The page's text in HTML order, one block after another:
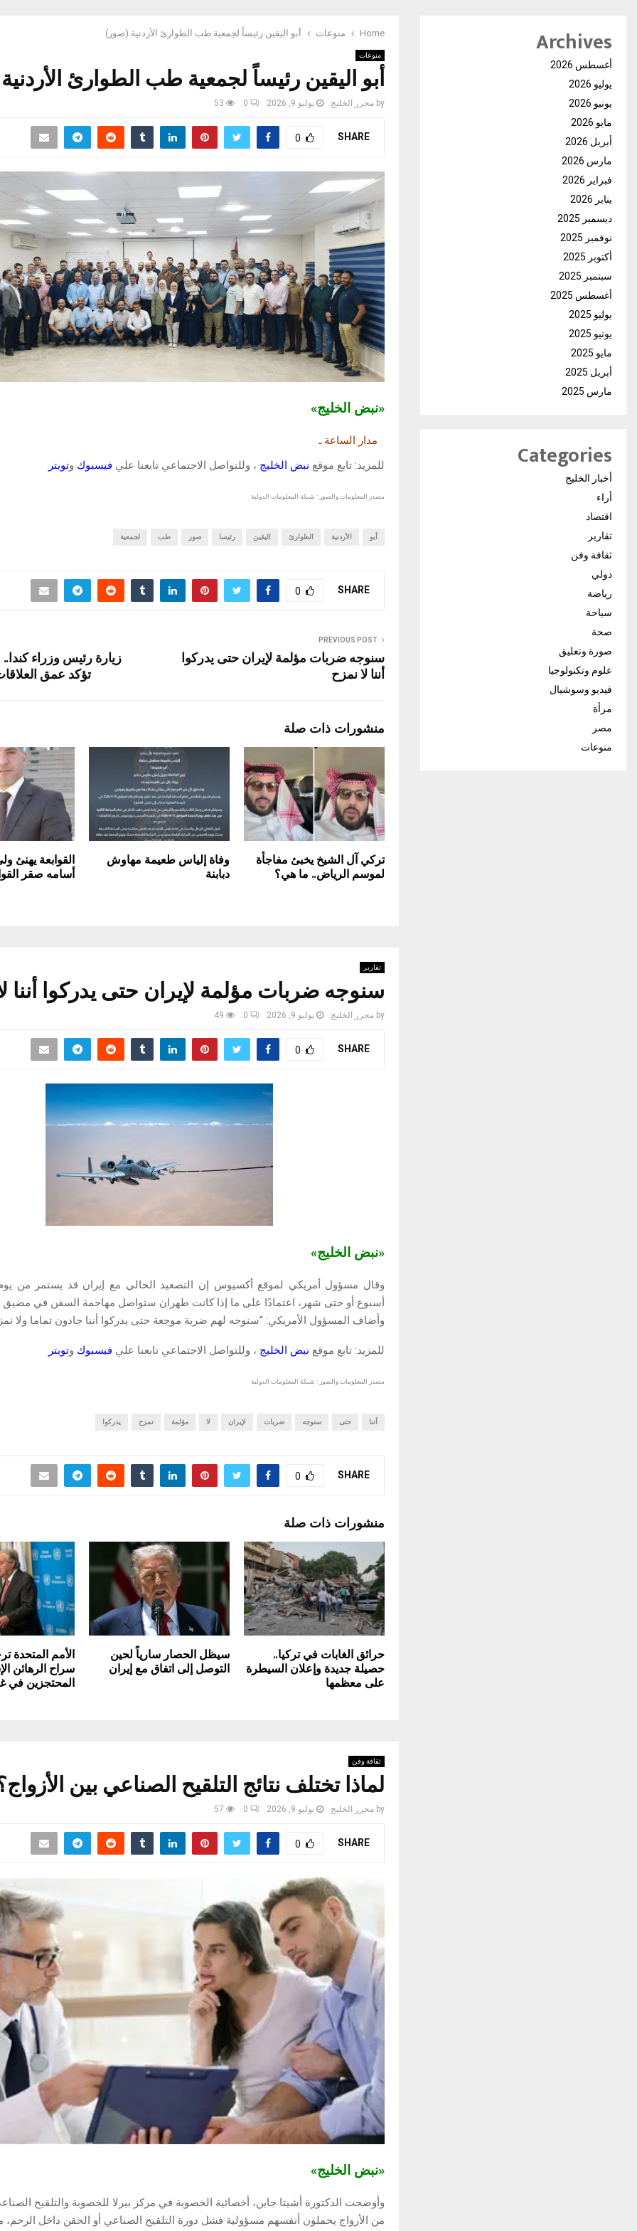
Home منوعات أبو اليقين رئيساً لجمعية طب الطوارئ الأردنية (صور)
منوعات
أبو اليقين رئيساً لجمعية طب الطوارئ
by محرر الخليج يوليو 9, 2026 0
53
SHARE
0
«نبض الخليج»
مدار الساعةـ
للمزيد: تابع موقع نبض الخليج ، وللتواصل الاجتماعي تابعنا علي فيسبوك وتويتر
مصدر المعلومات والصور : شبكة المعلومات الدولية
أبو الأردنية الطوارئ اليقين رئيسا صور طب لجمعية
SHARE
0
PREVIOUS POST
سنوجه ضربات مؤلمة لإيران حتى يدركوا
أننا لا نمزح
زيارة رئيس وزراء
تؤكد عمق
منشورات ذات صلة
تركي آل الشيخ يخبئ مفاجأة
لموسم الرياض.. ما هي؟
وفاة إلياس طعيمة مهاوش
دبابنة
القوابعة يهنئ
أسامه صقر
تقارير
سنوجه ضربات مؤلمة لإيران حتى يدركوا أننا
by محرر الخليج يوليو 9, 2026 0
49
SHARE
0
«نبض الخليج»
وقال مسؤول أمريكي لموقع أكسيوس إن التصعيد الحالي مع إيران قد يستمر من
أسبوع أو حتى شهر، اعتمادًا على ما إذا كانت طهران ستواصل مهاجمة السفن في مضيق
وأضاف المسؤول الأمريكي: “سنوجه لهم ضربة موجعة حتى يدركوا أننا جادون تماما ولا
للمزيد: تابع موقع نبض الخليج ، وللتواصل الاجتماعي تابعنا علي فيسبوك وتويتر
مصدر المعلومات والصور : شبكة المعلومات الدولية
أننا حتى سنوجه ضربات لإيران لا مؤلمة نمزح يدركوا
SHARE
0
منشورات ذات صلة
حرائق الغابات في تركيا..
حصيلة جديدة وإعلان السيطرة
على معظمها
سيظل الحصار سارياً لحين
التوصل إلى اتفاق مع إيران
الأمم المتحدة
سراح الرهائن
المحتجزين في
ثقافة وفن
لماذا تختلف نتائج التلقيح الصناعي بين
by محرر الخليج يوليو 9, 2026 0
57
SHARE
0
«نبض الخليج»
وأوضحت الدكتورة أشيتا جاين، أخصائية الخصوبة في مركز بيرلا للخصوبة والتلقيح
من الأزواج يحملون أنفسهم مسؤولية فشل دورة التلقيح الصناعي أو الحقن داخل الرحم،
Archives
أغسطس 2026
يوليو 2026
يونيو 2026
مايو 2026
أبريل 2026
مارس 2026
فبراير 2026
يناير 2026
ديسمبر 2025
نوفمبر 2025
أكتوبر 2025
سبتمبر 2025
أغسطس 2025
يوليو 2025
يونيو 2025
مايو 2025
أبريل 2025
مارس 2025
Categories
أخبار الخليج
أراء
اقتصاد
تقارير
ثقافة وفن
دولي
رياضة
سياحة
صحة
صورة وتعليق
علوم وتكنولوجيا
فيديو وسوشيال
مرأة
مصر
منوعات